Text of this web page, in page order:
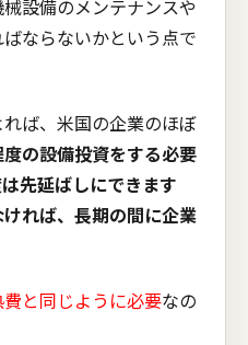
設備のメンテナンスや
ならないかという点で
ば、米国の企業のほぼ
の設備投資をする必要
先延ばしにできます
れば、長期の間に企業
と同じように必要なの